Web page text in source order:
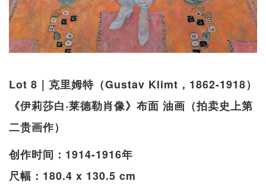
Lot 8｜克里姆特（Gustav Klimt，1862-1918）
《伊莉莎白‧莱德勒肖像》布面 油画（拍卖史上第
二贵画作）
创作时间：1914-1916年
尺幅：180.4 x 130.5 cm